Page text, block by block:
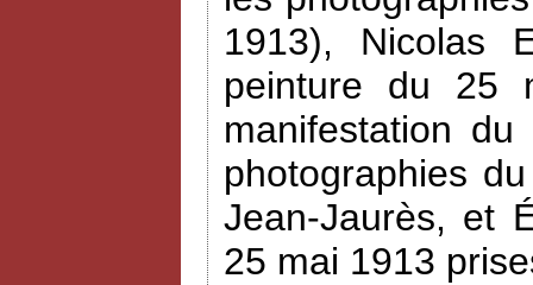
1913), Nicolas
peinture du 25
manifestation
photographies
Jean-Jaurès, et
25 mai 1913